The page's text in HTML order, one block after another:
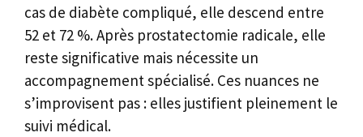
cas de diabète compliqué, elle descend entre
52 et 72 %. Après prostatectomie radicale, elle
reste significative mais nécessite un
accompagnement spécialisé. Ces nuances ne
s’improvisent pas : elles justifient pleinement le
suivi médical.